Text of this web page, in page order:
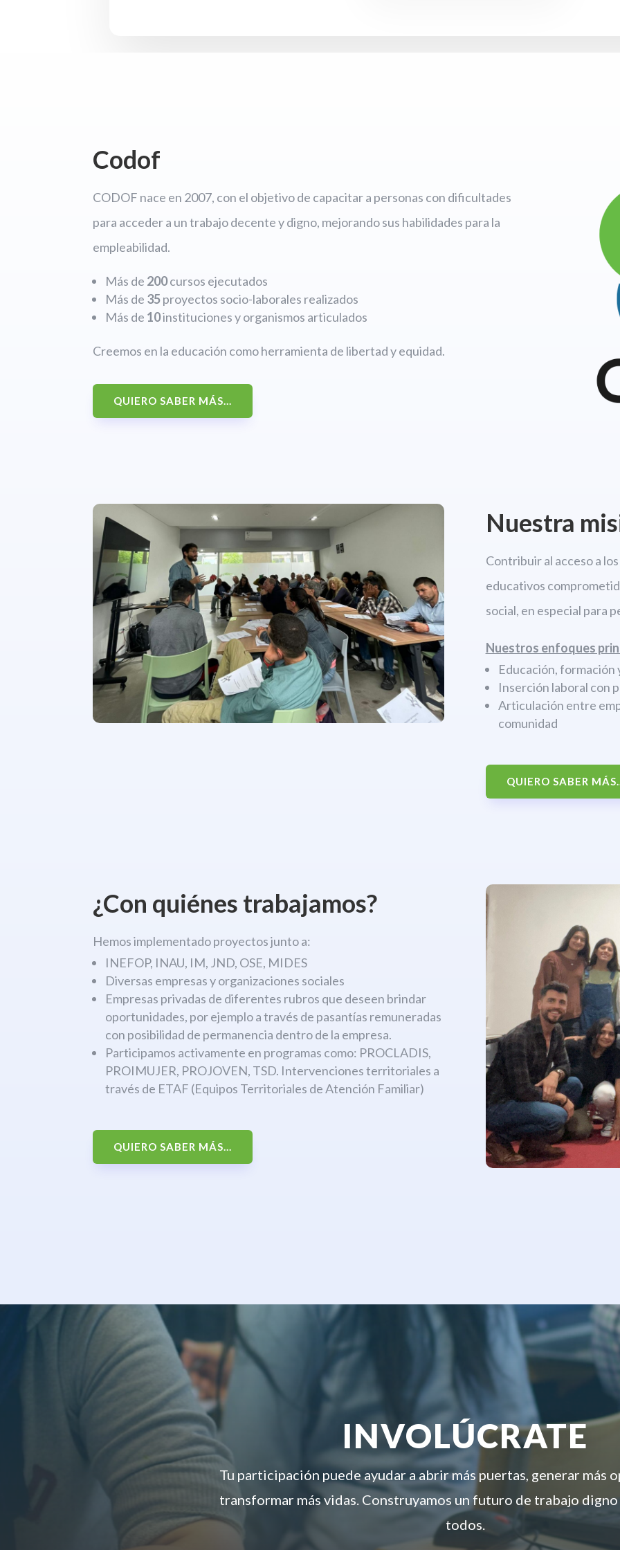
Codof
CODOF nace en 2007, con el objetivo de capacitar a personas con dificultades
para acceder a un trabajo decente y digno, mejorando sus habilidades para la
empleabilidad.
Más de 200cursos ejecutados
Más de 35proyectos socio-laborales realizados
Más de 10instituciones y organismos articulados
Creemos en la educación como herramienta de libertad y equidad.
QUIERO SABER MÁS...
Nuestra
Contribuir al acceso a
educativos
social, en especial para
Nuestros enfoques
Educación, formación
Inserción laboral con
Articulación entre
comunidad
QUIERO SABER
¿Con quiénes trabajamos?
Hemos implementado proyectos junto a:
INEFOP, INAU, IM, JND, OSE, MIDES
Diversas empresas y organizaciones sociales
Empresas privadas de diferentes rubros que deseen brindar
oportunidades, por ejemplo a través de pasantías remuneradas
con posibilidad de permanencia dentro de la empresa.
Participamos activamente en programas como: PROCLADIS,
PROIMUJER, PROJOVEN, TSD. Intervenciones territoriales a
través de ETAF (Equipos Territoriales de Atención Familiar)
QUIERO SABER MÁS...
INVOLÚCRATE
Tu participación puede ayudar a abrir más puertas, generar más
transformar más vidas. Construyamos un futuro de trabajo
todos.